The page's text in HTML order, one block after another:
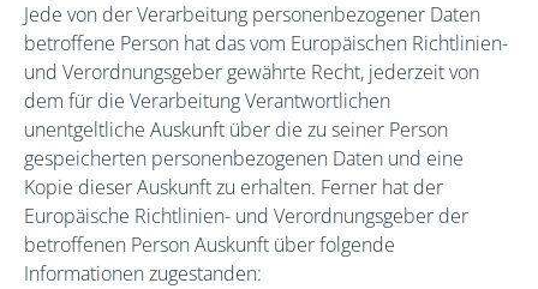
Jede von der Verarbeitung personenbezogener Daten
betroffene Person hat das vom Europäischen Richtlinien-
und Verordnungsgeber gewährte Recht, jederzeit von
dem für die Verarbeitung Verantwortlichen
unentgeltliche Auskunft über die zu seiner Person
gespeicherten personenbezogenen Daten und eine
Kopie dieser Auskunft zu erhalten. Ferner hat der
Europäische Richtlinien- und Verordnungsgeber der
betroffenen Person Auskunft über folgende
Informationen zugestanden: